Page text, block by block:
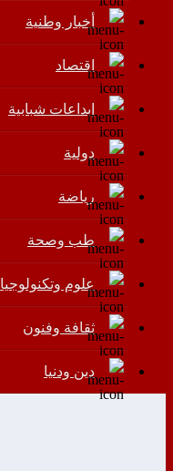
أخبار وطنية
اقتصاد
إبداعات شبابية
دولية
رياضة
طب وصحة
علوم وتكنولوجيا
ثقافة وفنون
دين ودنيا